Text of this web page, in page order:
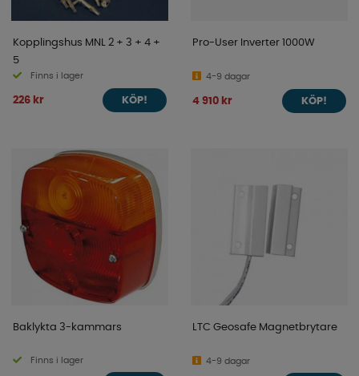
Kopplingshus MNL 2 + 3 + 4 +
5
Finns i lager
226 kr KÖP!
Pro-User Inverter 1000W
4-9 dagar
4 910 kr KÖP!
Baklykta 3-kammars
Finns i lager
LTC Geosafe Magnetbrytare
4-9 dagar